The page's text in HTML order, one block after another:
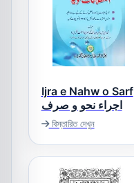
Ijra e Nahw o Sarf
اجراء نحو و صرف
বিস্তারিত দেখুন